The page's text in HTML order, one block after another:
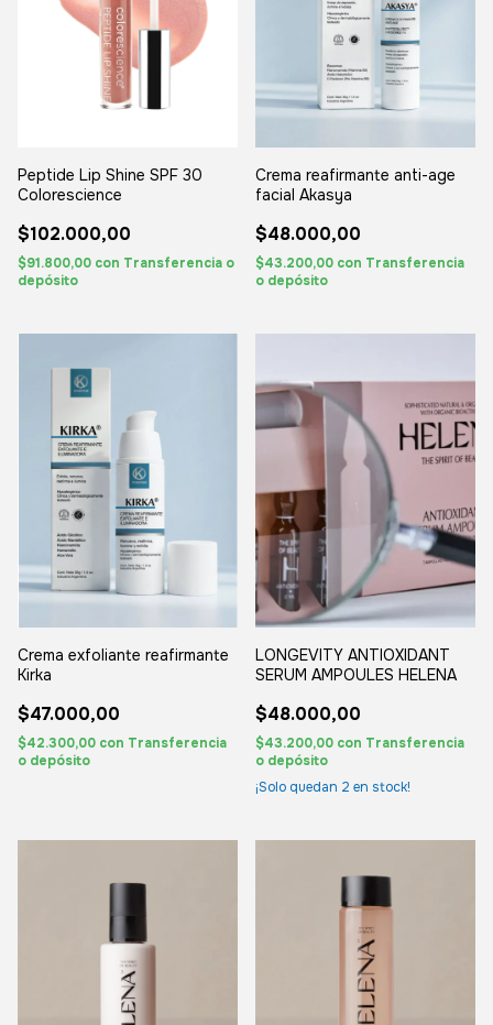
Peptide Lip Shine SPF 30
Colorescience
$102.000,00
$91.800,00 con Transferencia o
depósito
Crema reafirmante anti-age
facial Akasya
$48.000,00
$43.200,00 con Transferencia
o depósito
Crema exfoliante reafirmante
Kirka
$47.000,00
$42.300,00 con Transferencia
o depósito
LONGEVITY ANTIOXIDANT
SERUM AMPOULES HELENA
$48.000,00
$43.200,00 con Transferencia
o depósito
¡Solo quedan 2 en stock!